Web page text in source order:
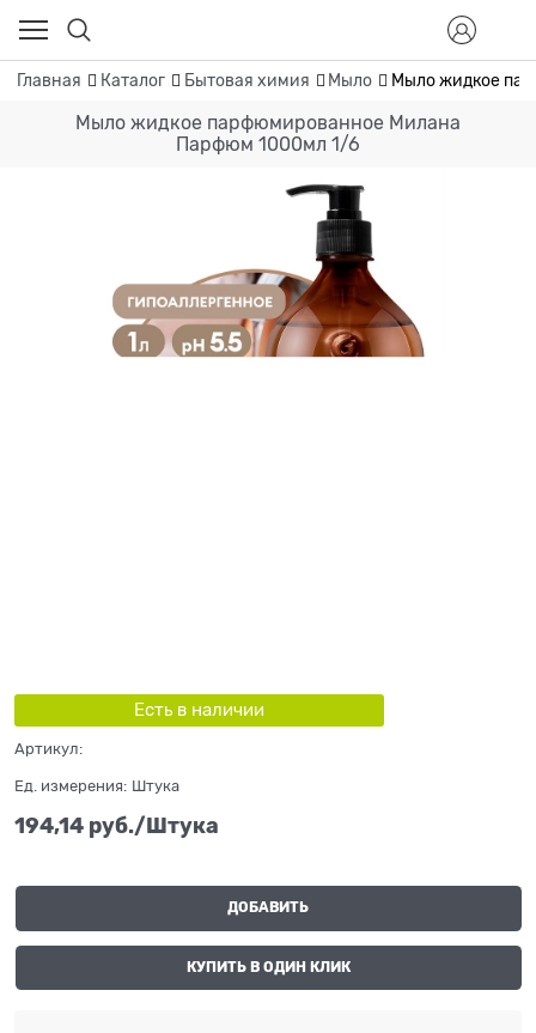
Главная Каталог Бытовая химия Мыло Мыло жидкое
Мыло жидкое парфюмированное Милана
Парфюм 1000мл 1/6
Есть в наличии
Артикул:
Ед. измерения: Штука
194,14 руб./Штука
ДОБАВИТЬ
КУПИТЬ В ОДИН КЛИК